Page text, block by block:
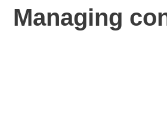
Managing